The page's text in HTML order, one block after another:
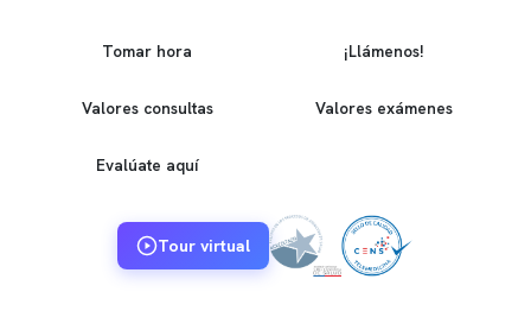
Tomar hora ¡Llámenos!
Valores consultas Valores exámenes
Evalúate aquí
Tour virtual